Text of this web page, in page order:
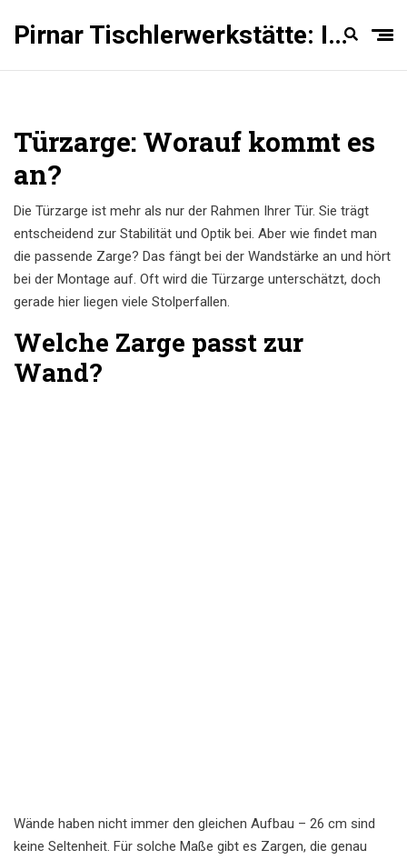
Pirnar Tischlerwerkstätte: Innentüren Experten
Türzarge: Worauf kommt es
an?
Die Türzarge ist mehr als nur der Rahmen Ihrer Tür. Sie trägt
entscheidend zur Stabilität und Optik bei. Aber wie findet man
die passende Zarge? Das fängt bei der Wandstärke an und hört
bei der Montage auf. Oft wird die Türzarge unterschätzt, doch
gerade hier liegen viele Stolperfallen.
Welche Zarge passt zur
Wand?
Wände haben nicht immer den gleichen Aufbau – 26 cm sind
keine Seltenheit. Für solche Maße gibt es Zargen, die genau